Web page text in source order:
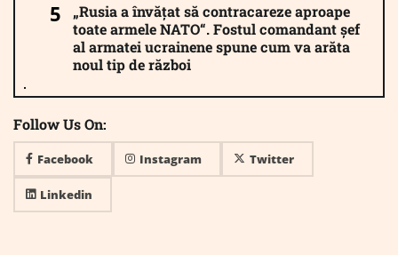
„Rusia a învățat să contracareze aproape
toate armele NATO“. Fostul comandant șef
al armatei ucrainene spune cum va arăta
noul tip de război
Follow Us On:
Facebook Instagram Twitter
Linkedin